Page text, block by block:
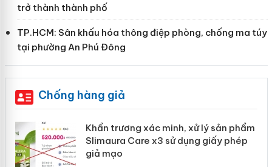
trở thành thành phố
TP.HCM: Sân khấu hóa thông điệp phòng, chống ma túy
tại phường An Phú Đông
Chống hàng giả
Khẩn trương xác minh, xử lý sản phẩm
Slimaura Care x3 sử dụng giấy phép
giả mạo